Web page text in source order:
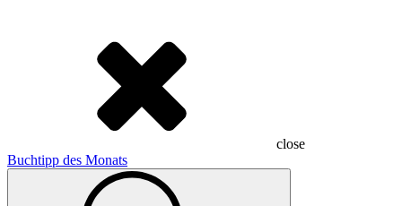
close
Buchtipp des Monats